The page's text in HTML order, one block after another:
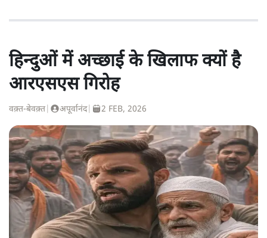
हिन्दुओं में अच्छाई के खिलाफ क्यों है
आरएसएस गिरोह
वक़्त-बेवक़्त अपूर्वानंद| 2 FEB, 2026